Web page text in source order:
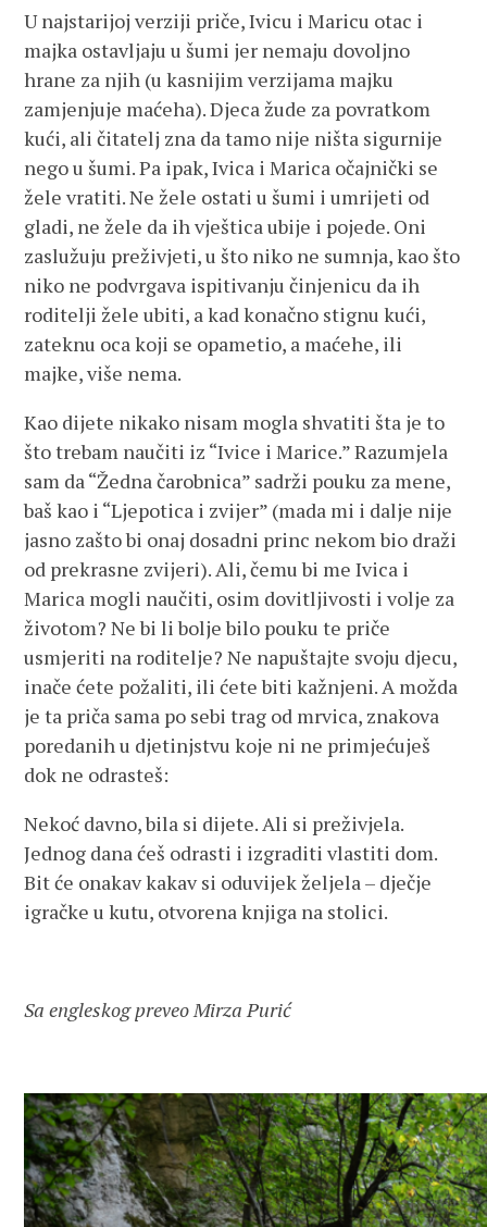
U najstarijoj verziji priče, Ivicu i Maricu otac i
majka ostavljaju u šumi jer nemaju dovoljno
hrane za njih (u kasnijim verzijama majku
zamjenjuje maćeha). Djeca žude za povratkom
kući, ali čitatelj zna da tamo nije ništa sigurnije
nego u šumi. Pa ipak, Ivica i Marica očajnički se
žele vratiti. Ne žele ostati u šumi i umrijeti od
gladi, ne žele da ih vještica ubije i pojede. Oni
zaslužuju preživjeti, u što niko ne sumnja, kao što
niko ne podvrgava ispitivanju činjenicu da ih
roditelji žele ubiti, a kad konačno stignu kući,
zateknu oca koji se opametio, a maćehe, ili
majke, više nema.
Kao dijete nikako nisam mogla shvatiti šta je to
što trebam naučiti iz “Ivice i Marice.” Razumjela
sam da “Žedna čarobnica” sadrži pouku za mene,
baš kao i “Ljepotica i zvijer” (mada mi i dalje nije
jasno zašto bi onaj dosadni princ nekom bio draži
od prekrasne zvijeri). Ali, čemu bi me Ivica i
Marica mogli naučiti, osim dovitljivosti i volje za
životom? Ne bi li bolje bilo pouku te priče
usmjeriti na roditelje? Ne napuštajte svoju djecu,
inače ćete požaliti, ili ćete biti kažnjeni. A možda
je ta priča sama po sebi trag od mrvica, znakova
poredanih u djetinjstvu koje ni ne primjećuješ
dok ne odrasteš:
Nekoć davno, bila si dijete. Ali si preživjela.
Jednog dana ćeš odrasti i izgraditi vlastiti dom.
Bit će onakav kakav si oduvijek željela – dječje
igračke u kutu, otvorena knjiga na stolici.
Sa engleskog preveo Mirza Purić